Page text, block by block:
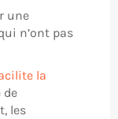
une
n’ont pas
la
de
les